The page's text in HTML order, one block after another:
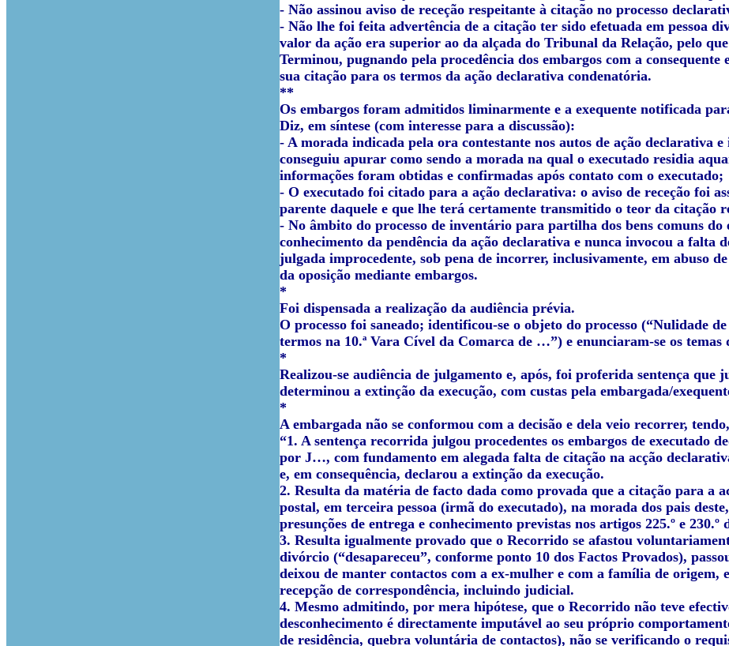
- Não assinou aviso de receção respeitante à citação no processo
- Não lhe foi feita advertência de a citação ter sido efetuada em pessoa
valor da ação era superior ao da alçada do Tribunal da Relação, pelo
Terminou, pugnando pela procedência dos embargos com a
sua citação para os termos da ação declarativa condenatória.
**
Os embargos foram admitidos liminarmente e a exequente notificada
Diz, em síntese (com interesse para a discussão):
- A morada indicada pela ora contestante nos autos de ação declarativa
conseguiu apurar como sendo a morada na qual o executado residia
informações foram obtidas e confirmadas após contato com o executado;
- O executado foi citado para a ação declarativa: o aviso de receção foi
parente daquele e que lhe terá certamente transmitido o teor da citação
- No âmbito do processo de inventário para partilha dos bens comuns do
conhecimento da pendência da ação declarativa e nunca invocou a falta
julgada improcedente, sob pena de incorrer, inclusivamente, em abuso
da oposição mediante embargos.
*
Foi dispensada a realização da audiência prévia.
O processo foi saneado; identificou-se o objeto do processo (“Nulidade
termos na 10.ª Vara Cível da Comarca de …”) e enunciaram-se os temas
*
Realizou-se audiência de julgamento e, após, foi proferida sentença que
determinou a extinção da execução, com custas pela embargada/
*
A embargada não se conformou com a decisão e dela veio recorrer,
“1. A sentença recorrida julgou procedentes os embargos de executado
por J…, com fundamento em alegada falta de citação na acção
e, em consequência, declarou a extinção da execução.
2. Resulta da matéria de facto dada como provada que a citação para a
postal, em terceira pessoa (irmã do executado), na morada dos pais
presunções de entrega e conhecimento previstas nos artigos 225.º e 230.º
3. Resulta igualmente provado que o Recorrido se afastou
divórcio (“desapareceu”, conforme ponto 10 dos Factos Provados),
deixou de manter contactos com a ex-mulher e com a família de
recepção de correspondência, incluindo judicial.
4. Mesmo admitindo, por mera hipótese, que o Recorrido não teve
desconhecimento é directamente imputável ao seu próprio
de residência, quebra voluntária de contactos), não se verificando o